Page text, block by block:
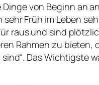
von Beginn an
Früh im Leben
raus und sind
Rahmen zu
Das